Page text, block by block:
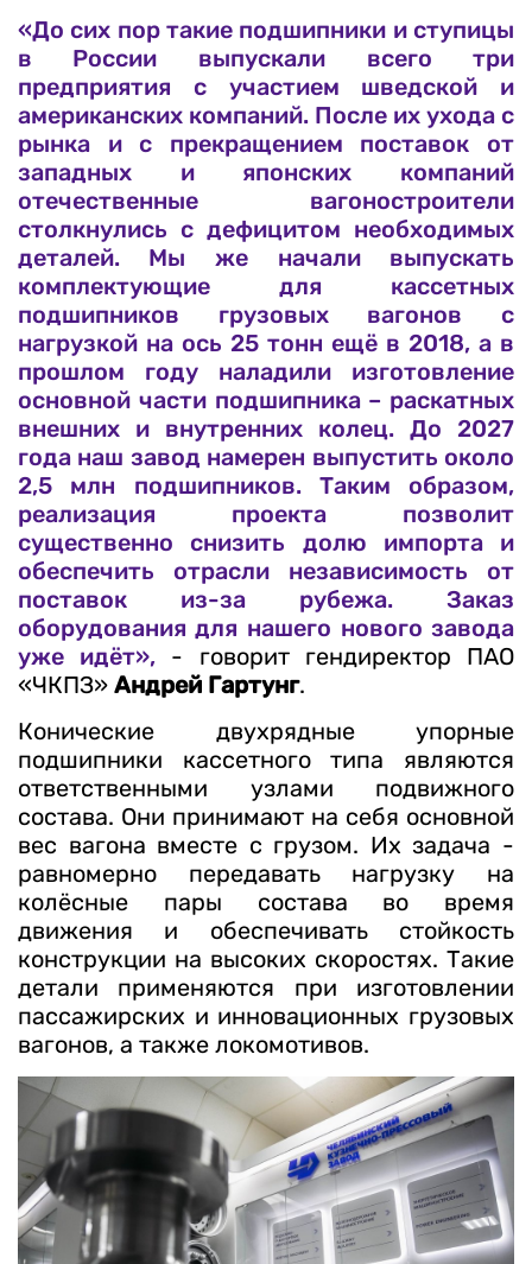
«До сих пор такие подшипники и ступицы
в России выпускали всего три
предприятия с участием шведской и
американских компаний. После их ухода с
рынка и с прекращением поставок от
западных и японских компаний
отечественные вагоностроители
столкнулись с дефицитом необходимых
деталей. Мы же начали выпускать
комплектующие для кассетных
подшипников грузовых вагонов с
нагрузкой на ось 25 тонн ещё в 2018, а в
прошлом году наладили изготовление
основной части подшипника – раскатных
внешних и внутренних колец. До 2027
года наш завод намерен выпустить около
2,5 млн подшипников. Таким образом,
реализация проекта позволит
существенно снизить долю импорта и
обеспечить отрасли независимость от
поставок из-за рубежа. Заказ
оборудования для нашего нового завода
уже идёт», - говорит гендиректор ПАО
«ЧКПЗ» Андрей Гартунг.
Конические двухрядные упорные
подшипники кассетного типа являются
ответственными узлами подвижного
состава. Они принимают на себя основной
вес вагона вместе с грузом. Их задача -
равномерно передавать нагрузку на
колёсные пары состава во время
движения и обеспечивать стойкость
конструкции на высоких скоростях. Такие
детали применяются при изготовлении
пассажирских и инновационных грузовых
вагонов, а также локомотивов.